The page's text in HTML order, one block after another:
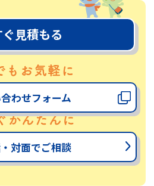
見積もる
わせフォーム
対面でご相談